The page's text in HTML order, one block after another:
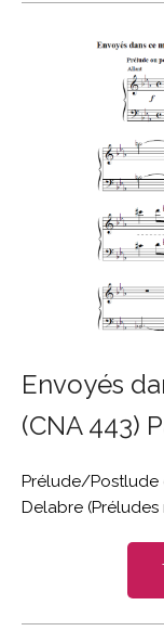
Envoyés
(CNA 443)
Prélude/Postlude
Delabre (Préludes